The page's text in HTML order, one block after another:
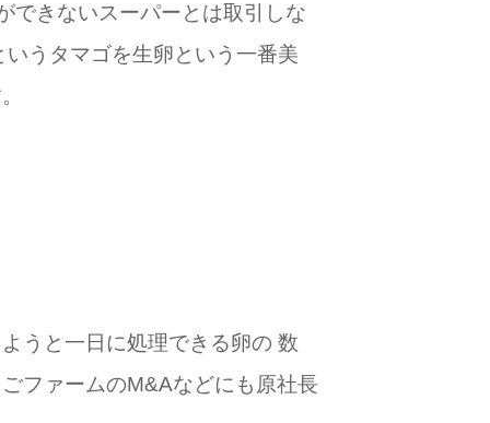
できないスーパーとは取引しな
うタマゴを生卵という一番美
うと一日に処理できる卵の 数
ファームのM&Aなどにも原社長